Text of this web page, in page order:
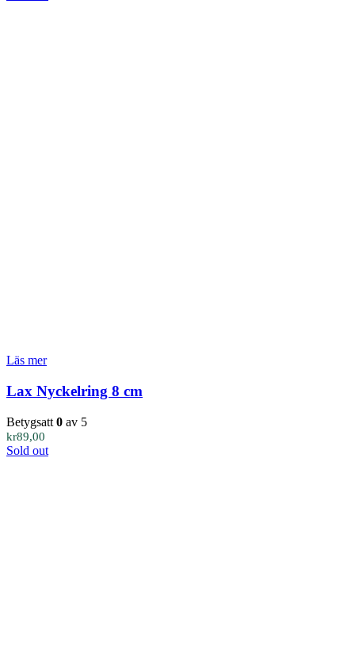
Läs mer
Lax Nyckelring 8 cm
Betygsatt 0 av 5
kr89,00
Sold out